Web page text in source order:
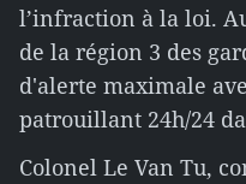
l’infraction à la loi.
de la région 3 des
d'alerte maximale
patrouillant 24h/24
Colonel Le Van Tu,